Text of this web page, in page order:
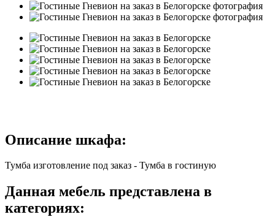
Описание шкафа:
Тумба изготовление под заказ - Тумба в гостиную
Данная мебель представлена в
категориях: